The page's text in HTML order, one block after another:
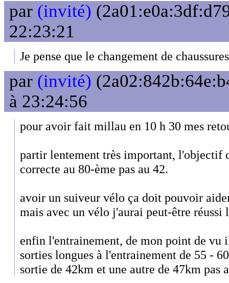
par (invité)
22:23:21
Je pense que le changement de
par (invité)
à 23:24:56
pour avoir fait millau en 10 h 30 mes
partir lentement très important, l'objectif
correcte au 80-ème pas au 42.
avoir un suiveur vélo ça doit pouvoir
mais avec un vélo j'aurai peut-être réussi
enfin l'entrainement, de mon point de vu
sorties longues à l'entrainement de 55 -
sortie de 42km et une autre de 47km pas